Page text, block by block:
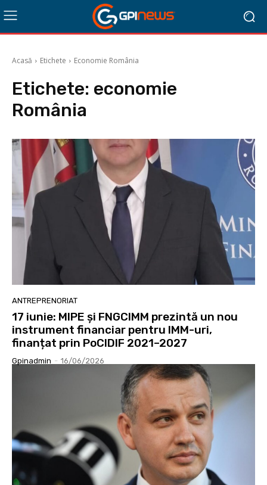
Acasă Etichete Economie România
Etichete: economie
România
ANTREPRENORIAT
17 iunie: MIPE și FNGCIMM prezintă un nou
instrument financiar pentru IMM-uri,
finanțat prin PoCIDIF 2021–2027
Gpinadmin - 16/06/2026